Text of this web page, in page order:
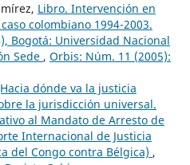
Libro. Intervención en
colombiano 1994-2003.
Bogotá: Universidad Nacional
Sede , Orbis: Núm. 11 (2005):
dónde va la justicia
la jurisdicción universal.
al Mandato de Arresto de
Internacional de Justicia
del Congo contra Bélgica) ,